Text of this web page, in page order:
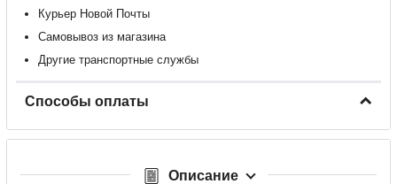
Курьер Новой Почты
Самовывоз из магазина
Другие транспортные службы
Способы оплаты
Описание